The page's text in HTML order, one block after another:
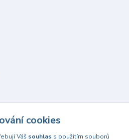
cookies
Váš souhlas s použitím souborů